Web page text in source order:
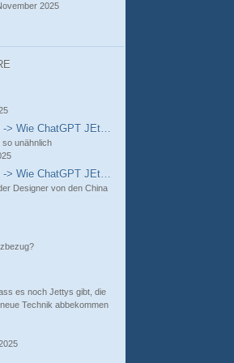
2025
> Wie ChatGPT JEtForce und Speedy
so unähnlich
> Wie ChatGPT JEtForce und Speedy
Designer von den China
es noch Jettys gibt, die
Technik abbekommen